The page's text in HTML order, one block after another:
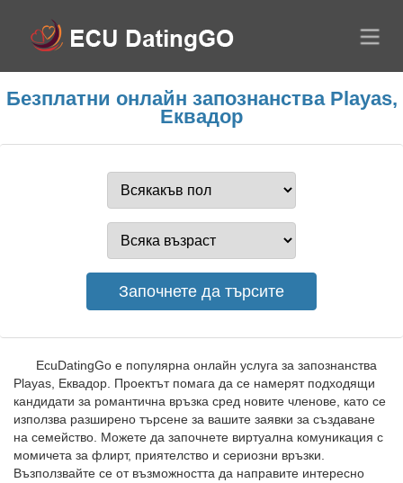
Безплатни онлайн запознанства Playas,
Еквадор
EcuDatingGo е популярна онлайн услуга за запознанства
Playas, Еквадор. Проектът помага да се намерят подходящи
кандидати за романтична връзка сред новите членове, като се
използва разширено търсене за вашите заявки за създаване
на семейство. Можете да започнете виртуална комуникация с
момичета за флирт, приятелство и сериозни връзки.
Възползвайте се от възможността да направите интересно